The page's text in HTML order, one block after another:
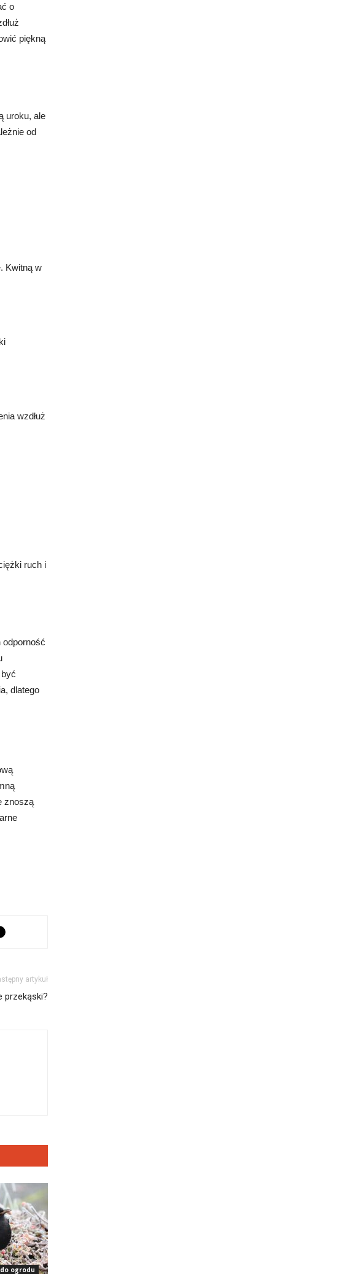
o
piękną
uroku, ale
od
Kwitną w
wzdłuż
ruch i
odporność
dlatego
znoszą
artykuł
przekąski?
ogrodu